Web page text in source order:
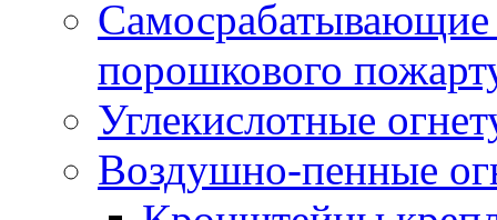
порошкового
Углекислотные
Воздушно-пенные